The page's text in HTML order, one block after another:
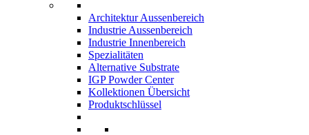
Architektur Aussenbereich
Industrie Aussenbereich
Industrie Innenbereich
Spezialitäten
Alternative Substrate
IGP Powder Center
Kollektionen Übersicht
Produktschlüssel